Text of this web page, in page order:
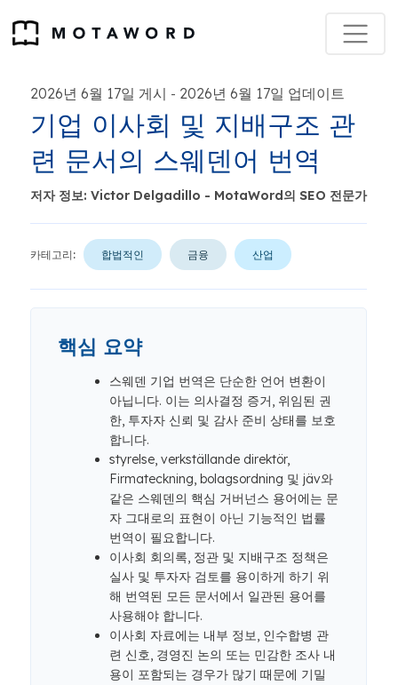
2026년 6월 17일 게시 - 2026년 6월 17일 업데이트
기업 이사회 및 지배구조 관
련 문서의 스웨덴어 번역
저자 정보: Victor Delgadillo - MotaWord의 SEO 전문가
카테고리: 합법적인 금융 산업
핵심 요약
스웨덴 기업 번역은 단순한 언어 변환이
아닙니다. 이는 의사결정 증거, 위임된 권
한, 투자자 신뢰 및 감사 준비 상태를 보호
합니다.
styrelse, verkställande direktör,
Firmateckning, bolagsordning 및 jäv와
같은 스웨덴의 핵심 거버넌스 용어에는 문
자 그대로의 표현이 아닌 기능적인 법률
번역이 필요합니다.
이사회 회의록, 정관 및 지배구조 정책은
실사 및 투자자 검토를 용이하게 하기 위
해 번역된 모든 문서에서 일관된 용어를
사용해야 합니다.
이사회 자료에는 내부 정보, 인수합병 관
련 신호, 경영진 논의 또는 민감한 조사 내
용이 포함되는 경우가 많기 때문에 기밀